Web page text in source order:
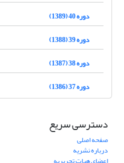
دوره 40 (1389)
دوره 39 (1388)
دوره 38 (1387)
دوره 37 (1386)
دسترسی سریع
صفحه اصلی
درباره نشریه